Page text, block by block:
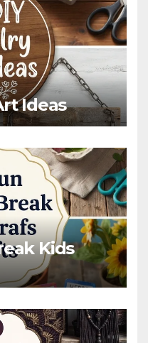
Ideas
Kids